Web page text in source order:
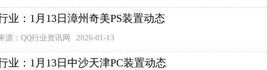
业：1月13日漳州奇美PS装置动态
源：QQ行业资讯网 2026-01-13
业：1月13日中沙天津PC装置动态